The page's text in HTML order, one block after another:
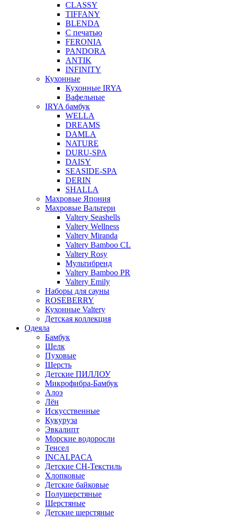
CLASSY
TIFFANY
BLENDA
С печатью
FERONIA
PANDORA
ANTIK
INFINITY
Кухонные
Кухонные IRYA
Вафельные
IRYA бамбук
WELLA
DREAMS
DAMLA
NATURE
DURU-SPA
DAISY
SEASIDE-SPA
DERIN
SHALLA
Махровые Япония
Махровые Вальтери
Valtery Seashells
Valtery Wellness
Valtery Miranda
Valtery Bamboo CL
Valtery Rosy
Мультибренд
Valtery Bamboo PR
Valtery Emily
Наборы для сауны
ROSEBERRY
Кухонные Valtery
Детская коллекция
Одеяла
Бамбук
Шелк
Пуховые
Шерсть
Детские ПИЛЛОУ
Микрофибра-Бамбук
Алоэ
Лён
Искусственные
Кукуруза
Эвкалипт
Морские водоросли
Тенсел
INCALPACA
Детские СН-Текстиль
Хлопковые
Детские байковые
Полушерстяные
Шерстяные
Детские шерстяные